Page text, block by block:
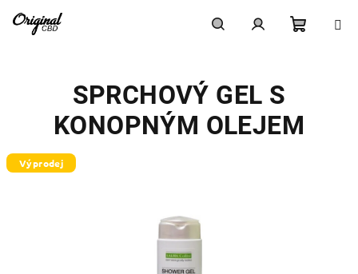
SPRCHOVÝ GEL S
KONOPNÝM OLEJEM
Výprodej